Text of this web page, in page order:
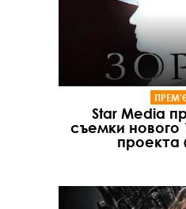
Star Media
съемки нового
проекта